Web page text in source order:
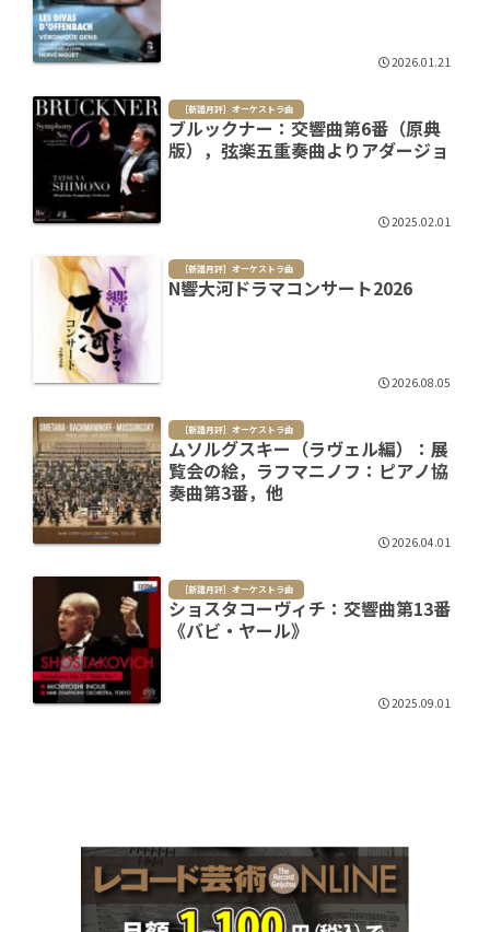
2026.01.21
［新譜月評］オーケストラ曲
ブルックナー：交響曲第6番（原典
版），弦楽五重奏曲よりアダージョ
2025.02.01
［新譜月評］オーケストラ曲
N響大河ドラマコンサート2026
2026.08.05
［新譜月評］オーケストラ曲
ムソルグスキー（ラヴェル編）：展
覧会の絵，ラフマニノフ：ピアノ協
奏曲第3番，他
2026.04.01
［新譜月評］オーケストラ曲
ショスタコーヴィチ：交響曲第13番
《バビ・ヤール》
2025.09.01